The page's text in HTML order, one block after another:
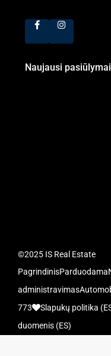
Naujausi pasiūlymai
©2025 IS Real Estate
PagrindinisParduodama
administravimas
773
Slapukų politika
duomenis (ES)